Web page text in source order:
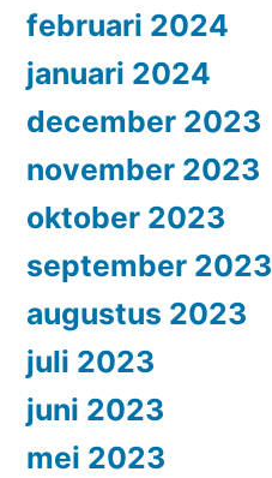
februari 2024
januari 2024
december 2023
november 2023
oktober 2023
september 2023
augustus 2023
juli 2023
juni 2023
mei 2023